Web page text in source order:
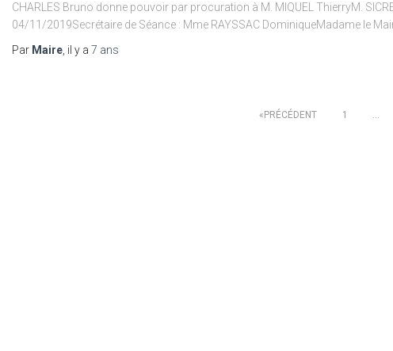
CHARLES Bruno donne pouvoir par procuration à M. MIQUEL ThierryM.
04/11/2019Secrétaire de Séance : Mme RAYSSAC DominiqueMadame le
Par Maire , il y a 7 ans
PRÉCÉDENT 1 …